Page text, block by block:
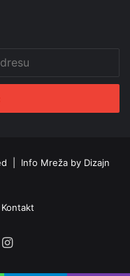
| Info Mreža by Dizajn
Kontakt
Instagram